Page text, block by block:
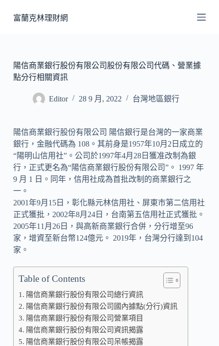
至
容
富蘭克林理財網
陽信商業銀行股份有限公司股份有限公司代碼、營業據
點分行相關資訊
Editor 28 9 月, 2022 台灣地區銀行
陽信商業銀行股份有限公司 陽信銀行是台灣的一家商業
銀行，金融代碼為 108。其前身是1957年10月2日成立的
“陽明山信用社”。公司於1997年4月28日獲准改制為銀
行，正式更名為“陽信商業銀行股份有限公司”。 1997 年
9 月 1 日。同年，信用社成為首批改制的商業銀行之
一。
2001年9月15日，彰化縣元林信用社、屏東市第二信用社
正式獲批，2002年8月24日，台南第五信用社正式獲批。
2005年11月26日，與高新商業銀行合併，分行增至96
家，增資至新台幣124億元。 2019年，台灣分行達到104
家。
Table of Contents
陽信商業銀行股份有限公司總行資訊
陽信商業銀行股份有限公司國內據點(分行)資訊
陽信商業銀行股份有限公司營業項目
陽信商業銀行股份有限公司資訊揭露
陽信商業銀行股份有限公司呆帳揭露